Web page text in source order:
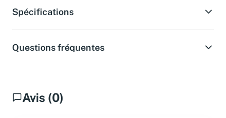
Spécifications
Questions fréquentes
Avis (0)